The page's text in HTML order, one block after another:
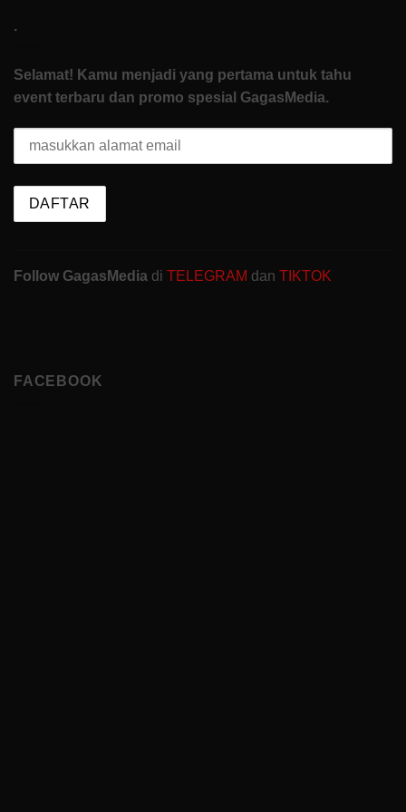
.
Selamat! Kamu menjadi yang pertama untuk tahu
event terbaru dan promo spesial GagasMedia.
Follow GagasMedia di TELEGRAM dan TIKTOK
FACEBOOK